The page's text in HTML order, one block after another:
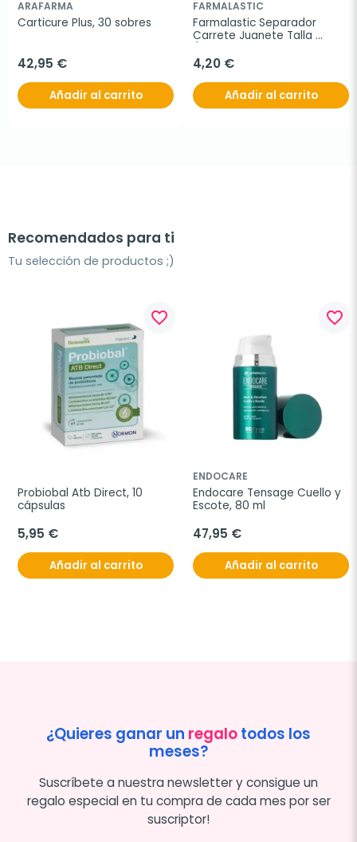
ARAFARMA
Carticure Plus, 30 sobres
42,95 €
Añadir al carrito
FARMALASTIC
Farmalastic Separador
Carrete Juanete Talla
4,20 €
Añadir al carrito
Recomendados para ti
Tu selección de productos ;)
favorite_border
Probiobal Atb Direct, 10
cápsulas
5,95 €
Añadir al carrito
favorite_border
ENDOCARE
Endocare Tensage Cuello y
Escote, 80 ml
47,95 €
Añadir al carrito
¿Quieres ganar un regalotodos los
meses?
Suscríbete a nuestra newsletter y consigue un
regalo especial en tu compra de cada mes por ser
suscriptor!